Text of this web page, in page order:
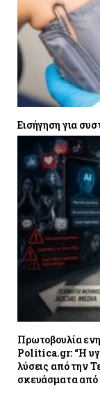
Εισήγηση για
Πρωτοβουλία
Politica.gr: “Η
λύσεις από την
σκευάσματα από